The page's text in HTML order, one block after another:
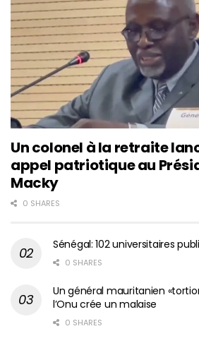
Un colonel à la retraite
appel patriotique au
Macky
0 SHARES
Sénégal: 102 universitaires
0 SHARES
Un général mauritanien
l’Onu crée un malaise
0 SHARES